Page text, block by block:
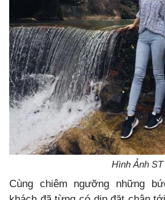
Hình Ảnh ST
Cùng chiêm ngưỡng những